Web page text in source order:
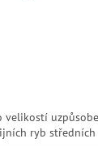
velikostí
ryb